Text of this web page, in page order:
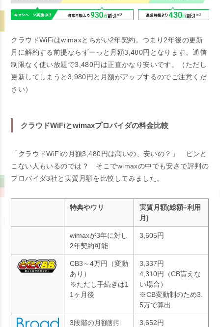
クラウドWiFiはwimaxとちがい2年契約。つまり2年後の更新
月に解約する前提ならずーっと月額3,480円となります。通信
制限なく使い放題で3,480円は正直かなり安いです。（ただし
更新してしまうと3,980円と月額がアップするのでご注意くだ
さい）
クラウドWiFiとwimaxプロバイダの料金比較
「クラウドWiFiの月額3,480円は高いの、安いの？」
ピンと
こない人もいるのでは？ そこでwimaxの中でも安さで評判の
プロバイダ3社と実質月額を比較してみました。
特典やウリ
実質月額(総額÷利用
月)
wimaxが3年に対し
2年契約可能
3,605円
CB3～4万円（変動
あり）
※ただし手続きは1
1ヶ月後
3,337円
4,310円（CB貰えな
い場合）
※CB変動制のため3.
5万で算出
3段階の月額割引 3,652円